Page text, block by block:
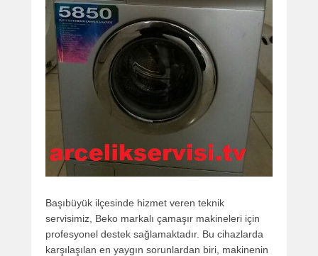
Başıbüyük ilçesinde hizmet veren teknik
servisimiz, Beko markalı çamaşır makineleri için
profesyonel destek sağlamaktadır. Bu cihazlarda
karşılaşılan en yaygın sorunlardan biri, makinenin